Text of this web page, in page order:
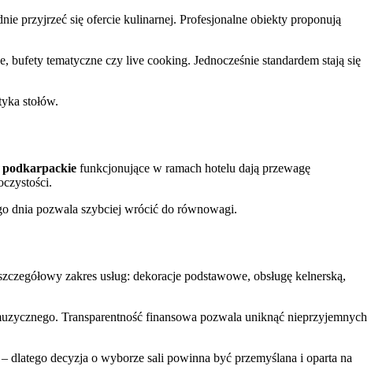
przyjrzeć się ofercie kulinarnej. Profesjonalne obiekty proponują
bufety tematyczne czy live cooking. Jednocześnie standardem stają się
stołów.
podkarpackie funkcjonujące w ramach hotelu dają przewagę
dnia pozwala szybciej wrócić do równowagi.
zakres usług: dekoracje podstawowe, obsługę kelnerską,
Transparentność finansowa pozwala uniknąć nieprzyjemnych
dlatego decyzja o wyborze sali powinna być przemyślana i oparta na